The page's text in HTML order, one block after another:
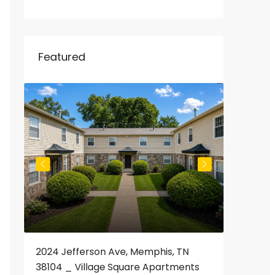
Featured
2024 Jefferson Ave, Memphis, TN
38104 _ Village Square Apartments